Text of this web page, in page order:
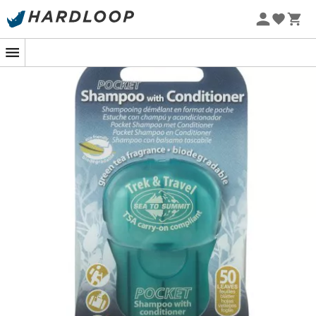
Zomeraanbiedingen 🔥 -5% EXTRA vanaf 2 producten* met